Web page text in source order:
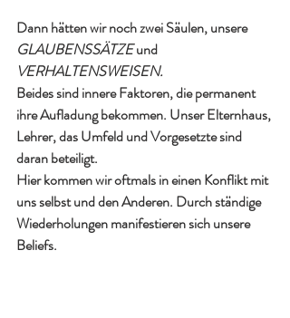
Dann hätten wir noch zwei Säulen, unsere
GLAUBENSSÄTZE und
VERHALTENSWEISEN.
Beides sind innere Faktoren, die permanent
ihre Aufladung bekommen. Unser Elternhaus,
Lehrer, das Umfeld und Vorgesetzte sind
daran beteiligt.
Hier kommen wir oftmals in einen Konflikt mit
uns selbst und den Anderen. Durch ständige
Wiederholungen manifestieren sich unsere
Beliefs.